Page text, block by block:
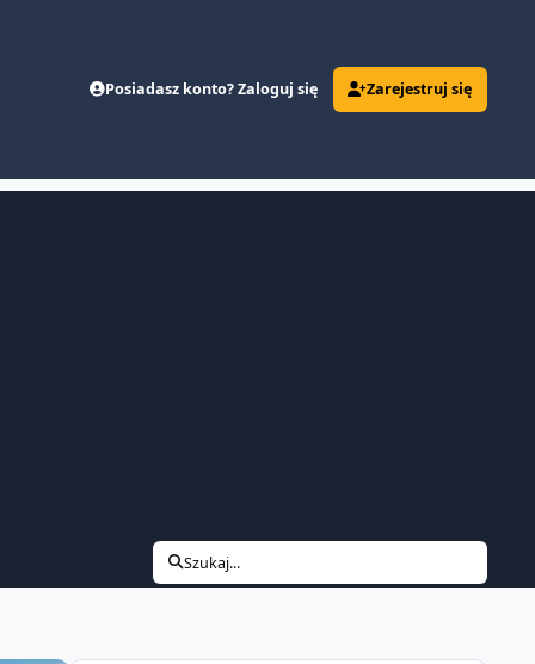
Posiadasz konto? Zaloguj się Zarejestruj się
Szukaj...